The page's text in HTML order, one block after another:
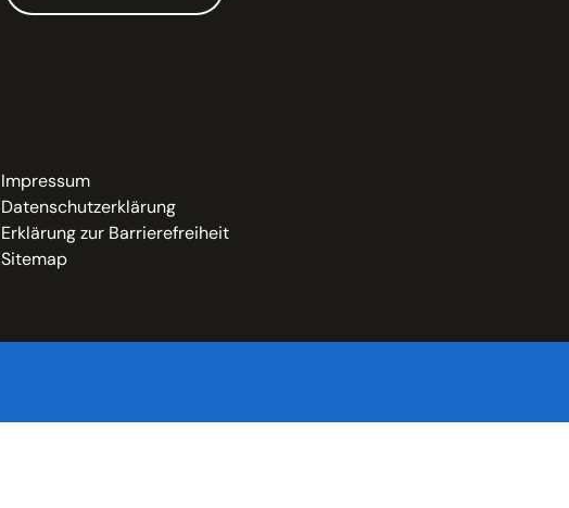
Impressum
Datenschutzerklärung
Erklärung zur Barrierefreiheit
Sitemap